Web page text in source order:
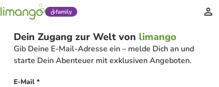
family
Dein Zugang zur Welt von limango
Gib Deine E-Mail-Adresse ein – melde Dich an und
starte Dein Abenteuer mit exklusiven Angeboten.
E-Mail *